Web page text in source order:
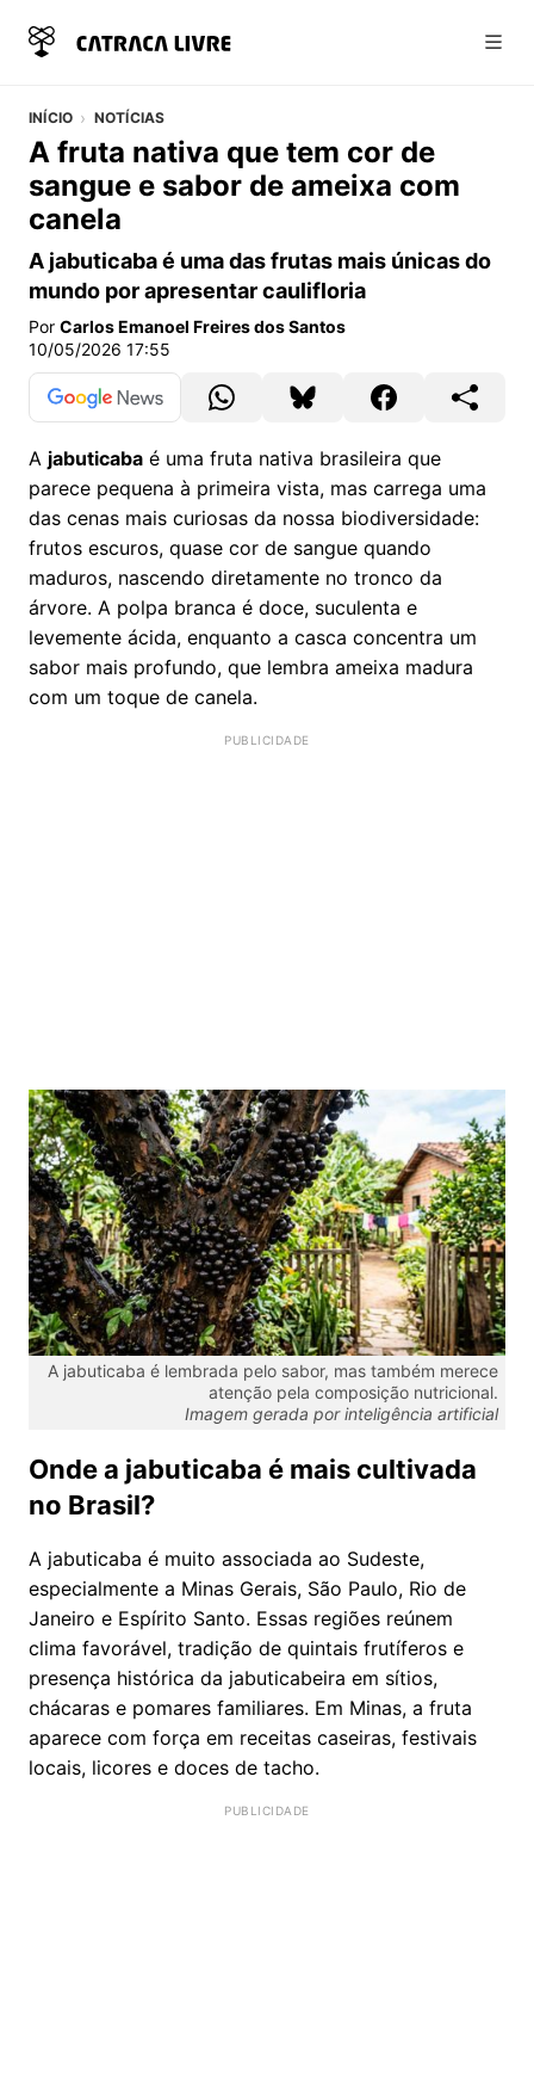
INÍCIO NOTÍCIAS
A fruta nativa que tem cor de
sangue e sabor de ameixa com
canela
A jabuticaba é uma das frutas mais únicas do
mundo por apresentar caulifloria
Por Carlos Emanoel Freires dos Santos
10/05/2026 17:55
A jabuticaba é uma fruta nativa brasileira que
parece pequena à primeira vista, mas carrega uma
das cenas mais curiosas da nossa biodiversidade:
frutos escuros, quase cor de sangue quando
maduros, nascendo diretamente no tronco da
árvore. A polpa branca é doce, suculenta e
levemente ácida, enquanto a casca concentra um
sabor mais profundo, que lembra ameixa madura
com um toque de canela.
A jabuticaba é lembrada pelo sabor, mas também merece
atenção pela composição nutricional.
Imagem gerada por inteligência artificial
Onde a jabuticaba é mais cultivada
no Brasil?
A jabuticaba é muito associada ao Sudeste,
especialmente a Minas Gerais, São Paulo, Rio de
Janeiro e Espírito Santo. Essas regiões reúnem
clima favorável, tradição de quintais frutíferos e
presença histórica da jabuticabeira em sítios,
chácaras e pomares familiares. Em Minas, a fruta
aparece com força em receitas caseiras, festivais
locais, licores e doces de tacho.